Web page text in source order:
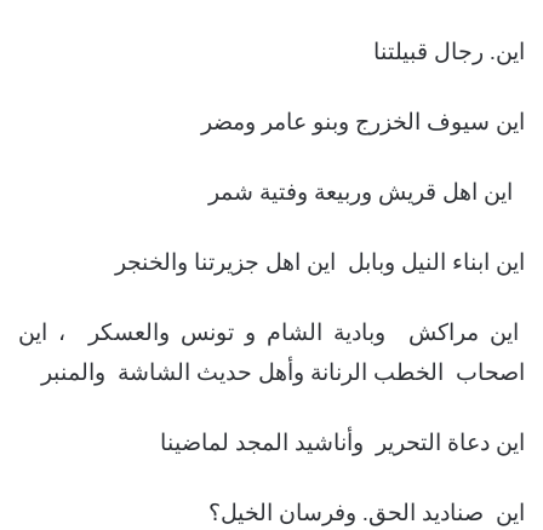
اين. رجال قبيلتنا
اين سيوف الخزرج وبنو عامر ومضر
اين اهل قريش وربيعة وفتية شمر
اين ابناء النيل وبابل اين اهل جزيرتنا والخنجر
اين مراكش وبادية الشام و تونس والعسكر ، اين
اصحاب الخطب الرنانة وأهل حديث الشاشة والمنبر
اين دعاة التحرير وأناشيد المجد لماضينا
اين صناديد الحق. وفرسان الخيل؟